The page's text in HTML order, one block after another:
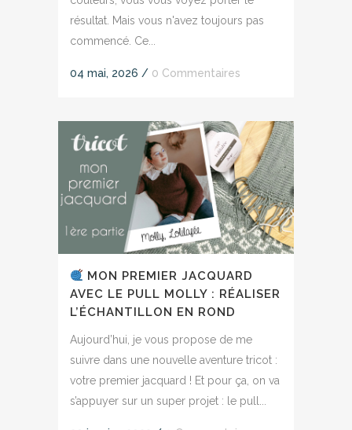
résultat. Mais vous n'avez toujours pas
commencé. Ce...
04 mai, 2026 / 0 Commentaires
MON PREMIER JACQUARD
AVEC LE PULL MOLLY : RÉALISER
L’ÉCHANTILLON EN ROND
Aujourd’hui, je vous propose de me
suivre dans une nouvelle aventure tricot :
votre premier jacquard ! Et pour ça, on va
s’appuyer sur un super projet : le pull...